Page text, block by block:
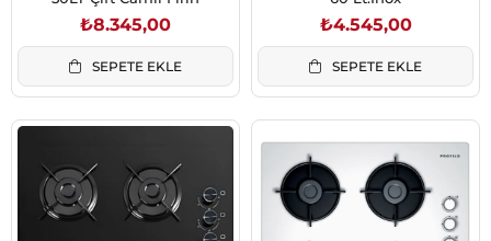
₺8.345,00
SEPETE EKLE
₺4.545,00
SEPETE EKLE